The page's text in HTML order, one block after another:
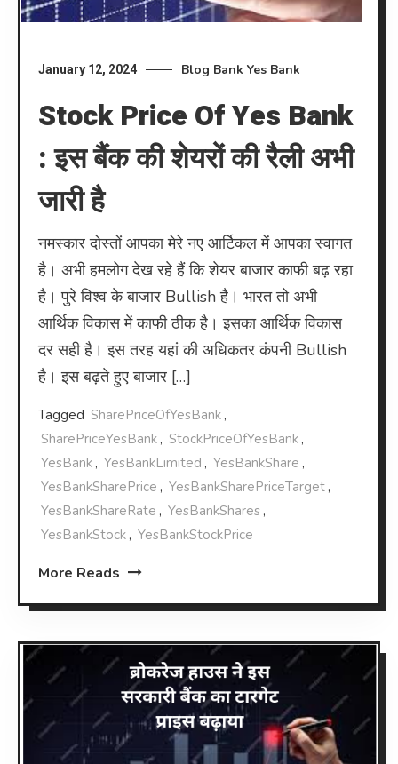
January 12, 2024 Blog Bank Yes Bank
Stock Price Of Yes Bank
: इस बैंक की शेयरों की रैली अभी
जारी है
नमस्कार दोस्तों आपका मेरे नए आर्टिकल में आपका स्वागत
है। अभी हमलोग देख रहे हैं कि शेयर बाजार काफी बढ़ रहा
है। पुरे विश्व के बाजार Bullish है। भारत तो अभी
आर्थिक विकास में काफी ठीक है। इसका आर्थिक विकास
दर सही है। इस तरह यहां की अधिकतर कंपनी Bullish
है। इस बढ़ते हुए बाजार […]
Tagged SharePriceOfYesBank ,
SharePriceYesBank , StockPriceOfYesBank ,
YesBank , YesBankLimited , YesBankShare ,
YesBankSharePrice , YesBankSharePriceTarget ,
YesBankShareRate , YesBankShares ,
YesBankStock , YesBankStockPrice
More Reads